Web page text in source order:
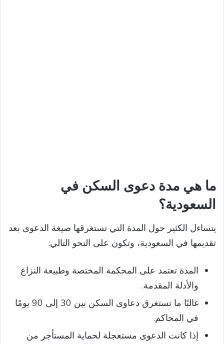
ما هي مدة دعوى السكن في
السعودية؟
يتساءل الكثير حول المدة التي تستغرقها صيغة الدعوى بعد
تقديمها في السعودية، وتكون على النحو التالي:
المدة تعتمد على المحكمة المختصة وطبيعة النزاع
والأدلة المقدمة.
غالبًا ما تستغرق دعاوى السكن بين 30 إلى 90 يومًا
في المحاكم.
إذا كانت الدعوى مستعجلة لحماية المستأجر من